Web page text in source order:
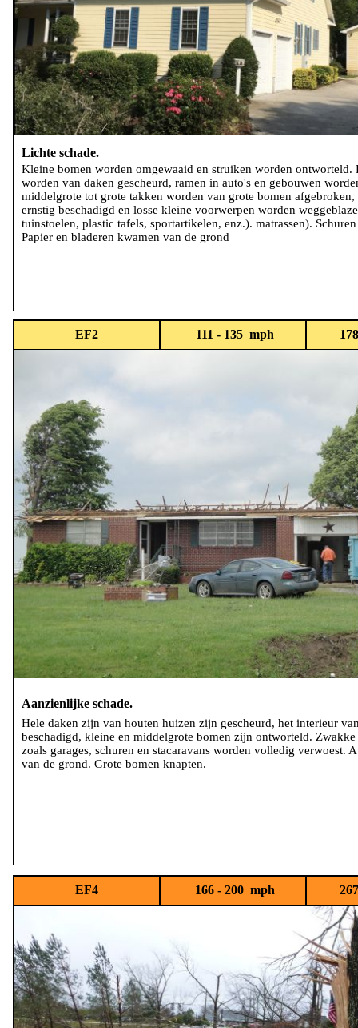
Lichte schade.
Kleine bomen worden omgewaaid en struiken worden ontworteld.
worden van daken gescheurd, ramen in auto's en gebouwen
middelgrote tot grote takken worden van grote bomen afgebroken,
ernstig beschadigd en losse kleine voorwerpen worden
tuinstoelen, plastic tafels, sportartikelen, enz.). matrassen).
Papier en bladeren kwamen van de grond
EF2 111 - 135 mph
Aanzienlijke schade.
Hele daken zijn van houten huizen zijn gescheurd, het interieur
beschadigd, kleine en middelgrote bomen zijn ontworteld. Zwakke
zoals garages, schuren en stacaravans worden volledig verwoest.
van de grond. Grote bomen knapten.
EF4 166 - 200 mph